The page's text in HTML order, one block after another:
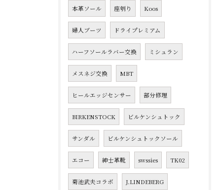
本革ソール 座刳り Koos
婦人ブーツ ドライプレミアム
ハーフソールラバー交換 ミシュラン
メスネジ交換 MBT
ヒールエッジセンサー 部分修理
BIRKENSTOCK ビルケンシュトック
サンダル ビルケンシュトックソール
エコー 紳士革靴 swssies TK02
菊池武夫コラボ J.LINDEBERG